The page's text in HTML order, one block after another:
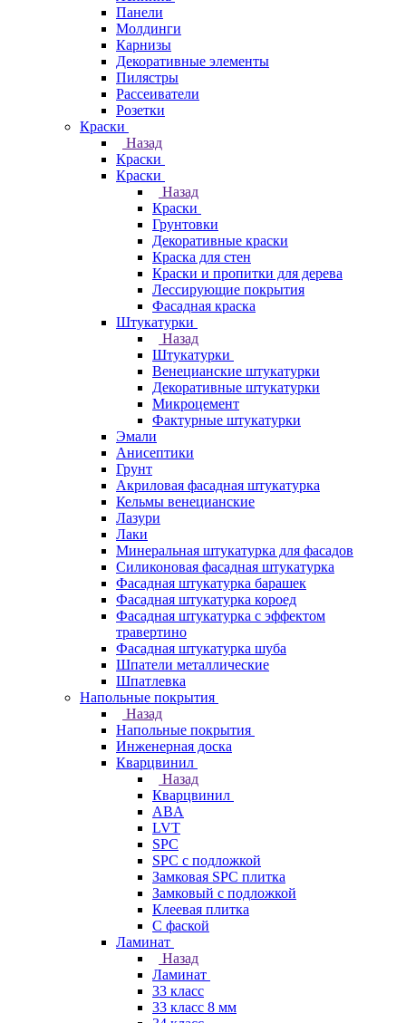
Панели
Молдинги
Карнизы
Декоративные элементы
Пилястры
Рассеиватели
Розетки
Краски
Назад
Краски
Краски
Назад
Краски
Грунтовки
Декоративные краски
Краска для стен
Краски и пропитки для дерева
Лессирующие покрытия
Фасадная краска
Штукатурки
Назад
Штукатурки
Венецианские штукатурки
Декоративные штукатурки
Микроцемент
Фактурные штукатурки
Эмали
Анисептики
Грунт
Акриловая фасадная штукатурка
Кельмы венецианские
Лазури
Лаки
Минеральная штукатурка для фасадов
Силиконовая фасадная штукатурка
Фасадная штукатурка барашек
Фасадная штукатурка короед
Фасадная штукатурка с эффектом
травертино
Фасадная штукатурка шуба
Шпатели металлические
Шпатлевка
Напольные покрытия
Назад
Напольные покрытия
Инженерная доска
Кварцвинил
Назад
Кварцвинил
ABA
LVT
SPC
SPC с подложкой
Замковая SPC плитка
Замковый с подложкой
Клеевая плитка
С фаской
Ламинат
Назад
Ламинат
33 класс
33 класс 8 мм